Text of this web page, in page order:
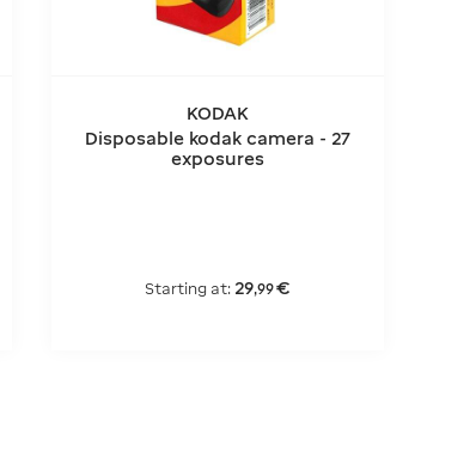
KODAK
Disposable kodak camera - 27
exposures
Starting at: 29,99€